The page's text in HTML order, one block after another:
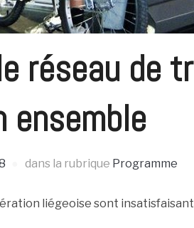
réseau de
ensemble
dans la rubrique Programme
liégeoise sont